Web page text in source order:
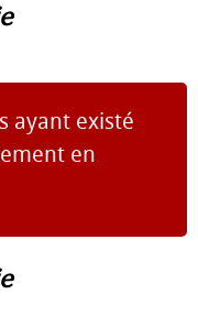
ayant existé
en